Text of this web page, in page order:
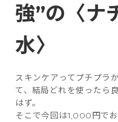
強”の〈ナ
水〉
スキンケアってプチプラ
て、結局どれを使ったら
はず。
そこで今回は1,000円で